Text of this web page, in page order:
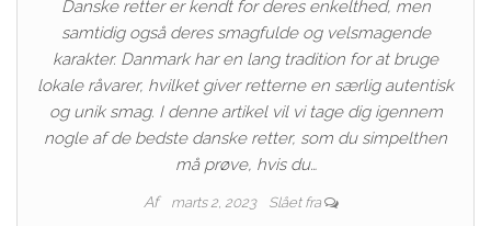
Danske retter er kendt for deres enkelthed, men
samtidig også deres smagfulde og velsmagende
karakter. Danmark har en lang tradition for at bruge
lokale råvarer, hvilket giver retterne en særlig autentisk
og unik smag. I denne artikel vil vi tage dig igennem
nogle af de bedste danske retter, som du simpelthen
må prøve, hvis du…
Af marts 2, 2023 Slået fra